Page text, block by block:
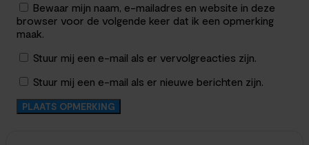
Bewaar mijn naam, e-mailadres en website in deze
browser voor de volgende keer dat ik een opmerking
maak.
Stuur mij een e-mail als er vervolgreacties zijn.
Stuur mij een e-mail als er nieuwe berichten zijn.